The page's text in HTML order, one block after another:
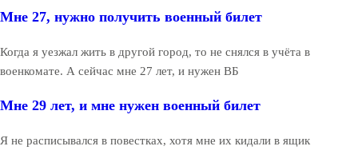
Мне 27, нужно получить военный билет
Когда я уезжал жить в другой город, то не снялся в учёта в
военкомате. А сейчас мне 27 лет, и нужен ВБ
Мне 29 лет, и мне нужен военный билет
Я не расписывался в повестках, хотя мне их кидали в ящик